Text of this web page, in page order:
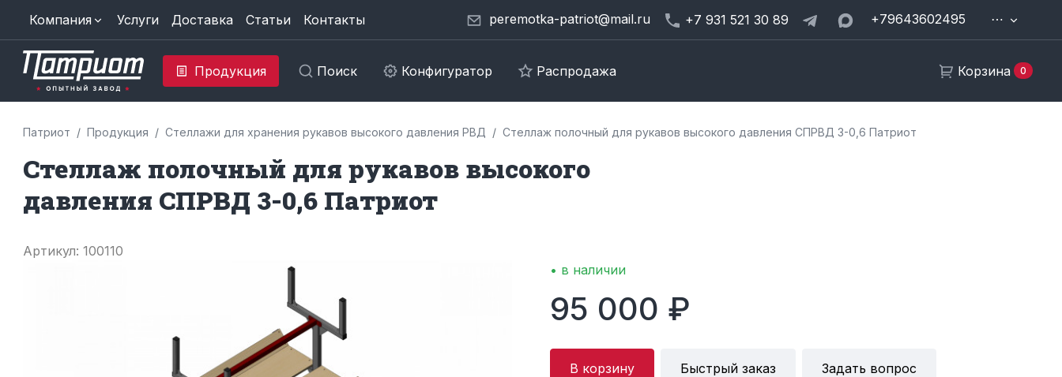
Компания Услуги Доставка Статьи Контакты peremotka-patriot@mail.ru +7 931 521 30 89 +79643602495 ⋯
Продукция Поиск Конфигуратор Распродажа Корзина 0
Патриот Продукция Стеллажи для хранения рукавов высокого давления РВД Стеллаж полочный для рукавов высокого давления СПРВД 3-0,6 Патриот
Стеллаж полочный для рукавов высокого
давления СПРВД 3-0,6 Патриот
Артикул: 100110
• в наличии
95 000 ₽
В корзину Быстрый заказ Задать вопрос